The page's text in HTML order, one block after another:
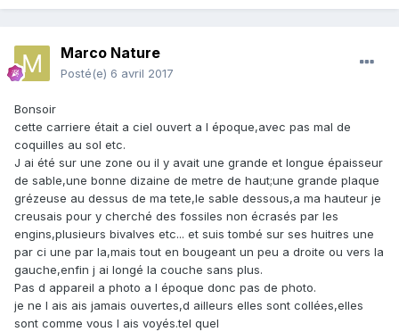
Marco Nature
Posté(e) 6 avril 2017
Bonsoir
cette carriere était a ciel ouvert a l époque,avec pas mal de
coquilles au sol etc.
J ai été sur une zone ou il y avait une grande et longue épaisseur
de sable,une bonne dizaine de metre de haut;une grande plaque
grézeuse au dessus de ma tete,le sable dessous,a ma hauteur je
creusais pour y cherché des fossiles non écrasés par les
engins,plusieurs bivalves etc... et suis tombé sur ses huitres une
par ci une par la,mais tout en bougeant un peu a droite ou vers la
gauche,enfin j ai longé la couche sans plus.
Pas d appareil a photo a l époque donc pas de photo.
je ne l ais ais jamais ouvertes,d ailleurs elles sont collées,elles
sont comme vous l ais voyés.tel quel